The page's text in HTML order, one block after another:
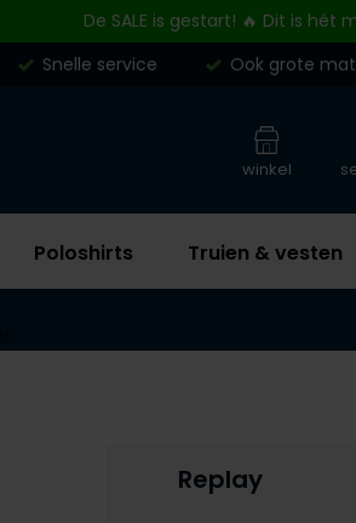
De SALE is gestart! 🔥 Dit is
Snelle service Ook grote
Poloshirts Truien & vesten
winkel
Replay